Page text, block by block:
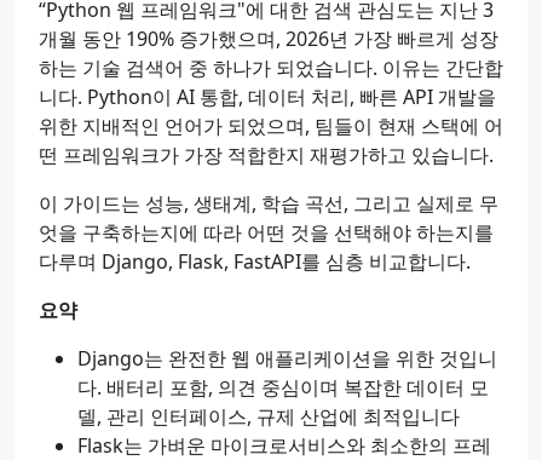
“Python 웹 프레임워크"에 대한 검색 관심도는 지난 3
개월 동안 190% 증가했으며, 2026년 가장 빠르게 성장
하는 기술 검색어 중 하나가 되었습니다. 이유는 간단합
니다. Python이 AI 통합, 데이터 처리, 빠른 API 개발을
위한 지배적인 언어가 되었으며, 팀들이 현재 스택에 어
떤 프레임워크가 가장 적합한지 재평가하고 있습니다.
이 가이드는 성능, 생태계, 학습 곡선, 그리고 실제로 무
엇을 구축하는지에 따라 어떤 것을 선택해야 하는지를
다루며 Django, Flask, FastAPI를 심층 비교합니다.
요약
Django는 완전한 웹 애플리케이션을 위한 것입니
다. 배터리 포함, 의견 중심이며 복잡한 데이터 모
델, 관리 인터페이스, 규제 산업에 최적입니다
Flask는 가벼운 마이크로서비스와 최소한의 프레